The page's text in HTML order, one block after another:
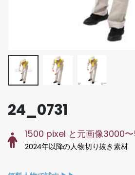
24_0731
1500 pixel と元画像3000
2024年以降の人物切り抜き素材